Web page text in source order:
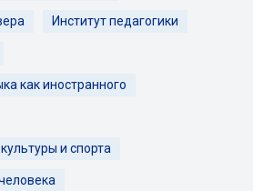
Институт педагогики
как иностранного
и спорта